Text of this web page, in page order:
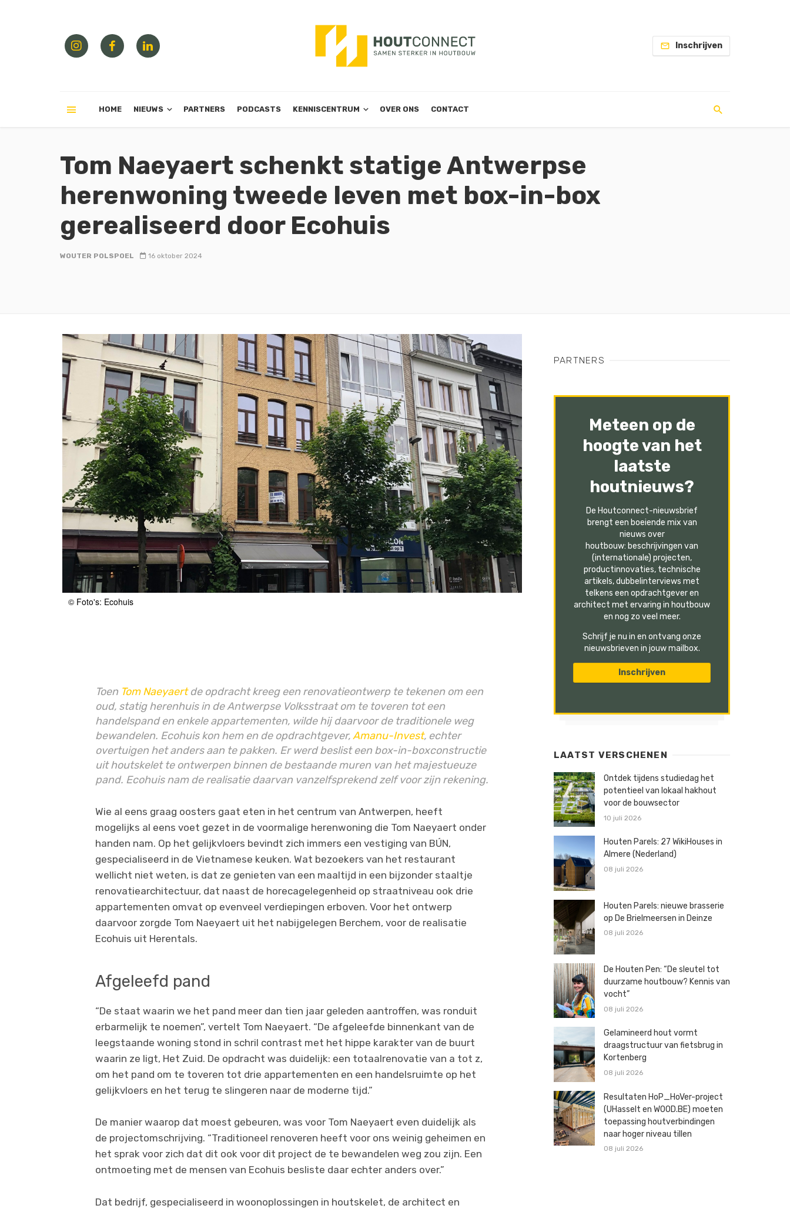
Inschrijven
HOME NIEUWS PARTNERS PODCASTS KENNISCENTRUM OVER ONS CONTACT
Tom Naeyaert schenkt statige Antwerpse
herenwoning tweede leven met box-in-box
gerealiseerd door Ecohuis
WOUTER POLSPOEL 16 oktober 2024
© Foto's: Ecohuis
Toen Tom Naeyaertde opdracht kreeg een renovatieontwerp te tekenen om een
oud, statig herenhuis in de Antwerpse Volksstraat om te toveren tot een
handelspand en enkele appartementen, wilde hij daarvoor de traditionele weg
bewandelen. Ecohuis kon hem en de opdrachtgever, Amanu-Invest, echter
overtuigen het anders aan te pakken. Er werd beslist een box-in-boxconstructie
uit houtskelet te ontwerpen binnen de bestaande muren van het majestueuze
pand. Ecohuis nam de realisatie daarvan vanzelfsprekend zelf voor zijn rekening.
Wie al eens graag oosters gaat eten in het centrum van Antwerpen, heeft
mogelijks al eens voet gezet in de voormalige herenwoning die Tom Naeyaert onder
handen nam. Op het gelijkvloers bevindt zich immers een vestiging van BÚN,
gespecialiseerd in de Vietnamese keuken. Wat bezoekers van het restaurant
wellicht niet weten, is dat ze genieten van een maaltijd in een bijzonder staaltje
renovatiearchitectuur, dat naast de horecagelegenheid op straatniveau ook drie
appartementen omvat op evenveel verdiepingen erboven. Voor het ontwerp
daarvoor zorgde Tom Naeyaert uit het nabijgelegen Berchem, voor de realisatie
Ecohuis uit Herentals.
Afgeleefd pand
“De staat waarin we het pand meer dan tien jaar geleden aantroffen, was ronduit
erbarmelijk te noemen”, vertelt Tom Naeyaert. “De afgeleefde binnenkant van de
leegstaande woning stond in schril contrast met het hippe karakter van de buurt
waarin ze ligt, Het Zuid. De opdracht was duidelijk: een totaalrenovatie van a tot z,
om het pand om te toveren tot drie appartementen en een handelsruimte op het
gelijkvloers en het terug te slingeren naar de moderne tijd.”
De manier waarop dat moest gebeuren, was voor Tom Naeyaert even duidelijk als
de projectomschrijving. “Traditioneel renoveren heeft voor ons weinig geheimen en
het sprak voor zich dat dit ook voor dit project de te bewandelen weg zou zijn. Een
ontmoeting met de mensen van Ecohuis besliste daar echter anders over.”
Dat bedrijf, gespecialiseerd in woonoplossingen in houtskelet, de architect en
PARTNERS
Meteen op de
hoogte van het
laatste
houtnieuws?
De Houtconnect-nieuwsbrief
brengt een boeiende mix van
nieuws over
houtbouw: beschrijvingen van
(internationale) projecten,
productinnovaties, technische
artikels, dubbelinterviews met
telkens een opdrachtgever en
architect met ervaring in houtbouw
en nog zo veel meer.
Schrijf je nu in en ontvang onze
nieuwsbrieven in jouw mailbox.
LAATST VERSCHENEN
Ontdek tijdens studiedag het
potentieel van lokaal hakhout
voor de bouwsector
10 juli 2026
Houten Parels: 27 WikiHouses in
Almere (Nederland)
08 juli 2026
Houten Parels: nieuwe brasserie
op De Brielmeersen in Deinze
08 juli 2026
De Houten Pen: “De sleutel tot
duurzame houtbouw? Kennis van
vocht”
08 juli 2026
Gelamineerd hout vormt
draagstructuur van fietsbrug in
Kortenberg
08 juli 2026
Resultaten HoP_HoVer-project
(UHasselt en WOOD.BE) moeten
toepassing houtverbindingen
naar hoger niveau tillen
08 juli 2026